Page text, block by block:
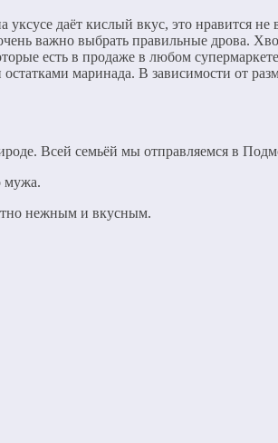
даёт кислый вкус, это
важно выбрать правильные дрова.
есть в продаже в любом
маринада. В зависимости от
Всей семьёй мы отправляемся в
мужа.
нежным и вкусным.